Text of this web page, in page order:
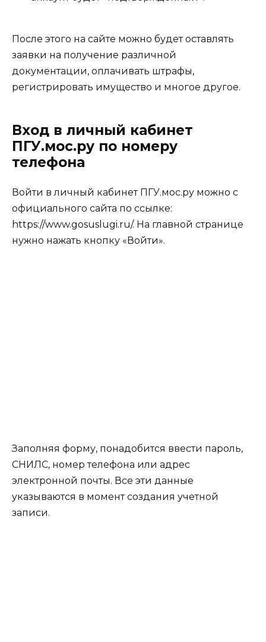
После этого на сайте можно будет оставлять
заявки на получение различной
документации, оплачивать штрафы,
регистрировать имущество и многое другое.
Вход в личный кабинет
ПГУ.мос.ру по номеру
телефона
Войти в личный кабинет ПГУ.мос.ру можно с
официального сайта по ссылке:
https://www.gosuslugi.ru/. На главной странице
нужно нажать кнопку «Войти».
Заполняя форму, понадобится ввести пароль,
СНИЛС, номер телефона или адрес
электронной почты. Все эти данные
указываются в момент создания учетной
записи.